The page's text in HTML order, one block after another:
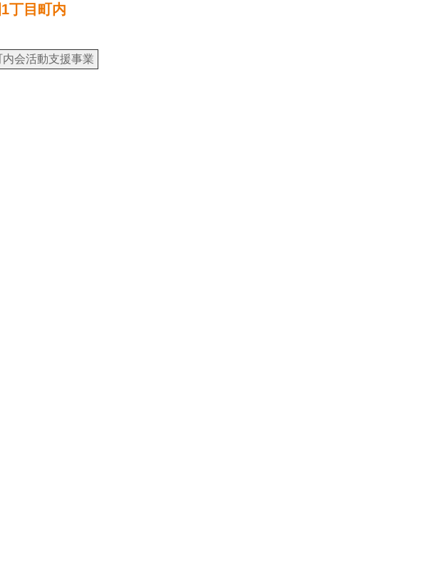
丁目町内
内会活動支援事業